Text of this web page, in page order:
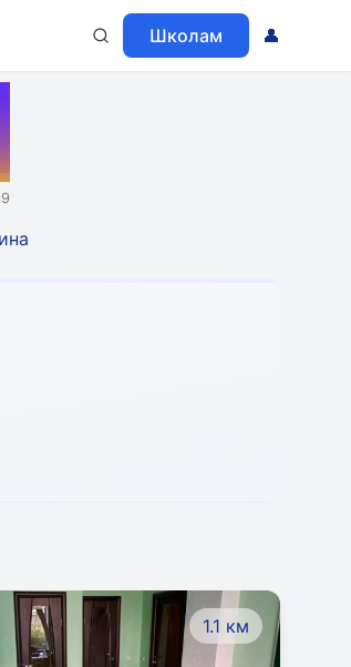
Школам 👤
1.1 км